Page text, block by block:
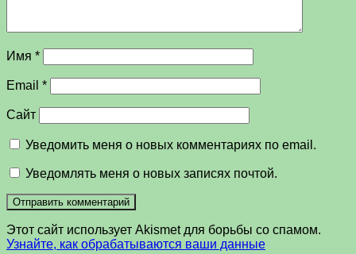
Имя *
Email *
Сайт
Уведомить меня о новых комментариях по email.
Уведомлять меня о новых записях почтой.
Этот сайт использует Akismet для борьбы со спамом.
Узнайте, как обрабатываются ваши данные